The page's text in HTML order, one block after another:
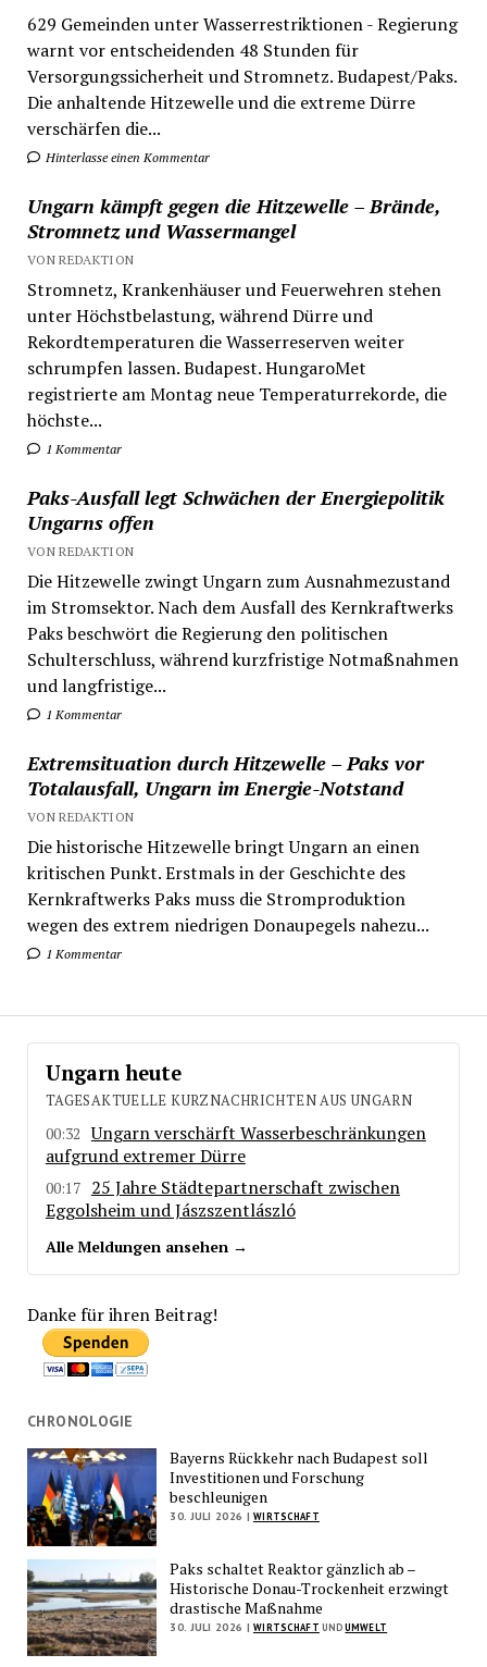
629 Gemeinden unter Wasserrestriktionen - Regierung
warnt vor entscheidenden 48 Stunden für
Versorgungssicherheit und Stromnetz. Budapest/Paks.
Die anhaltende Hitzewelle und die extreme Dürre
verschärfen die...
Hinterlasse einen Kommentar
Ungarn kämpft gegen die Hitzewelle – Brände,
Stromnetz und Wassermangel
VON REDAKTION
Stromnetz, Krankenhäuser und Feuerwehren stehen
unter Höchstbelastung, während Dürre und
Rekordtemperaturen die Wasserreserven weiter
schrumpfen lassen. Budapest. HungaroMet
registrierte am Montag neue Temperaturrekorde, die
höchste...
1 Kommentar
Paks-Ausfall legt Schwächen der Energiepolitik
Ungarns offen
VON REDAKTION
Die Hitzewelle zwingt Ungarn zum Ausnahmezustand
im Stromsektor. Nach dem Ausfall des Kernkraftwerks
Paks beschwört die Regierung den politischen
Schulterschluss, während kurzfristige Notmaßnahmen
und langfristige...
1 Kommentar
Extremsituation durch Hitzewelle – Paks vor
Totalausfall, Ungarn im Energie-Notstand
VON REDAKTION
Die historische Hitzewelle bringt Ungarn an einen
kritischen Punkt. Erstmals in der Geschichte des
Kernkraftwerks Paks muss die Stromproduktion
wegen des extrem niedrigen Donaupegels nahezu...
1 Kommentar
Ungarn heute
TAGESAKTUELLE KURZNACHRICHTEN AUS UNGARN
00:32
Ungarn verschärft Wasserbeschränkungen
aufgrund extremer Dürre
00:17
25 Jahre Städtepartnerschaft zwischen
Eggolsheim und Jászszentlászló
Alle Meldungen ansehen →
Danke für ihren Beitrag!
CHRONOLOGIE
Bayerns Rückkehr nach Budapest soll
Investitionen und Forschung
beschleunigen
30. JULI 2026 | WIRTSCHAFT
Paks schaltet Reaktor gänzlich ab –
Historische Donau-Trockenheit erzwingt
drastische Maßnahme
30. JULI 2026 | WIRTSCHAFT UNDUMWELT